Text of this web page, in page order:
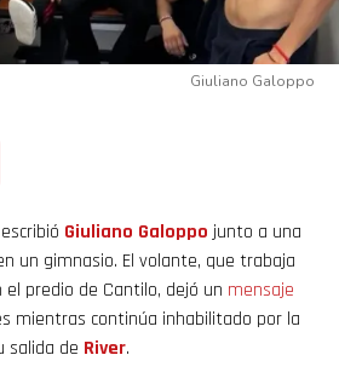
Giuliano Galoppo
Giuliano Galoppo junto a una
un gimnasio. El volante, que trabaja
predio de Cantilo, dejó un mensaje
mientras continúa inhabilitado por la
salida de River.